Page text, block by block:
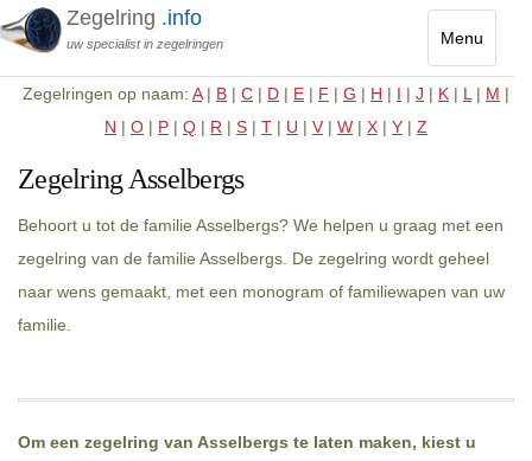
Menu
Toggle
Zegelring .info
uw specialist in zegelringen
Zegelringen op naam: A| B | C | D | E | F | G | H | I | J | K | L | M |
N | O | P | Q | R | S | T | U | V | W | X | Y | Z
Zegelring Asselbergs
Behoort u tot de familie Asselbergs? We helpen u graag met een
zegelring van de familie Asselbergs. De zegelring wordt geheel
naar wens gemaakt, met een monogram of familiewapen van uw
familie.
Om een zegelring van Asselbergs te laten maken, kiest u